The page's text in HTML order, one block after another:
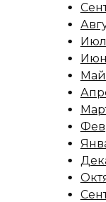
Май